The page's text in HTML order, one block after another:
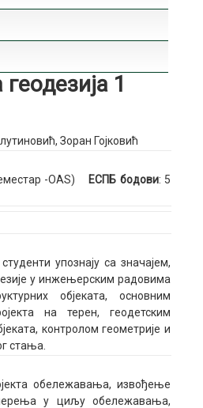
1
, Зоран Гојковић
-OAS)
ЕСПБ бодови: 5
упознају са значајем,
у инжењерским радовима
објеката, основним
на терен, геодетским
контролом геометрије и
стања.
обележавања, извођење
у циљу обележавања,